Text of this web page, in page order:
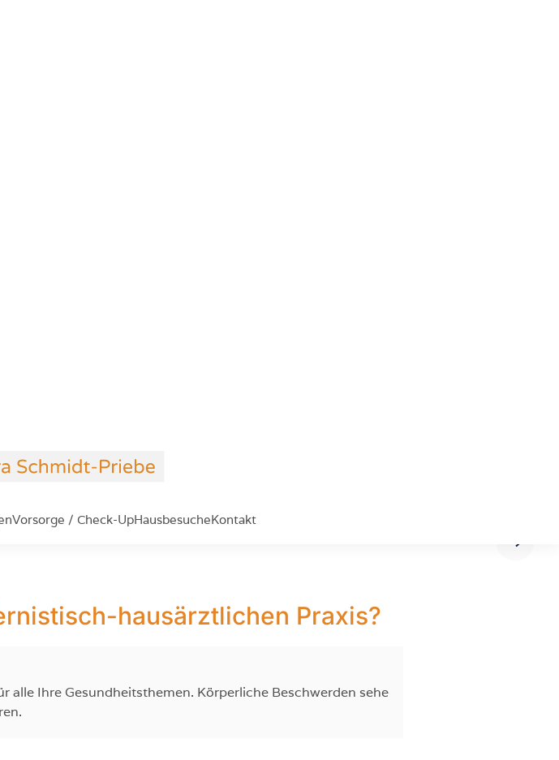
Vorsorge / Check-UpHausbesucheKontakt
hausärztlichen Praxis?
Ihre Gesundheitsthemen. Körperliche Beschwerden sehe